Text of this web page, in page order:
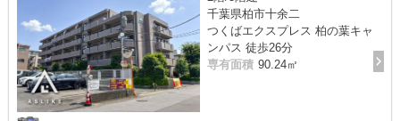
千葉県柏市十余二
つくばエクスプレス 柏の葉キャ
ンパス 徒歩26分
専有面積 90.24㎡